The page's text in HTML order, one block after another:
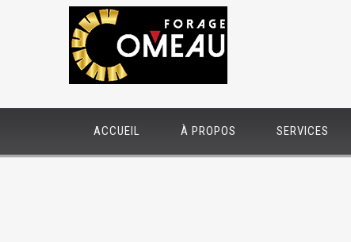
ACCUEIL À PROPOS SERVICES